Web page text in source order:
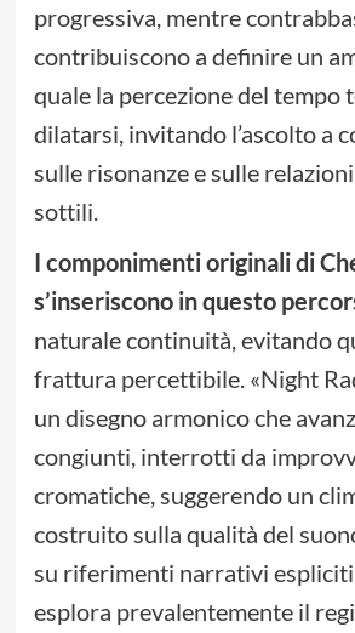
progressiva, mentre
contribuiscono a definire un
quale la percezione del tempo
dilatarsi, invitando l’ascolto a
sulle risonanze e sulle
sottili.
I componimenti originali di
s’inseriscono in questo
naturale continuità, evitando
frattura percettibile. «Night
un disegno armonico che
congiunti, interrotti da
cromatiche, suggerendo un
costruito sulla qualità del
su riferimenti narrativi
esplora prevalentemente il